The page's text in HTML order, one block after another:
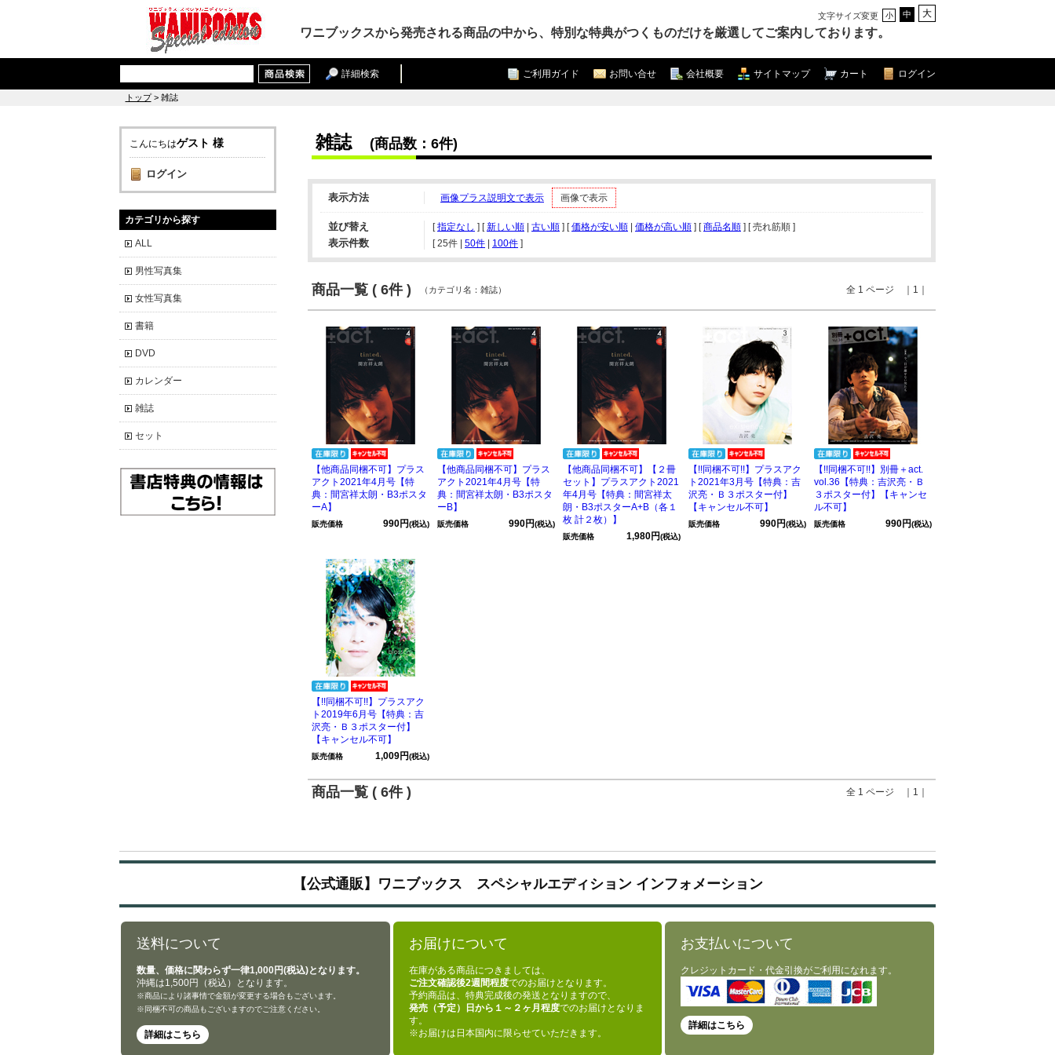
文字サイズ変更 小 中 大
ワニブックスから発売される商品の中から、特別な特典がつくものだけを厳選してご案内しております。
詳細検索 ログイン
カート
サイトマップ
会社概要
お問い合せ
ご利用ガイド
トップ> 雑誌
こんにちはゲスト 様
ログイン
カテゴリから探す
ALL
男性写真集
女性写真集
書籍
DVD
カレンダー
雑誌
セット
雑誌 (商品数：6件)
表示方法 画像プラス説明文で表示 画像で表示
並び替え [指定なし ] [新しい順 古い順 ] [価格が安い順 価格が高い順 ] [商品名順 ] [ 売れ筋順 ]
表示件数 [ 25件 50件 100件 ]
商品一覧 ( 6件 ) 全 1 ページ ｜1｜
（カテゴリ名：雑誌）
【他商品同梱不可】プラス
アクト2021年4月号【特
典：間宮祥太朗・B3ポスタ
ーA】
販売価格 990円(税込)
【他商品同梱不可】プラス
アクト2021年4月号【特
典：間宮祥太朗・B3ポスタ
ーB】
販売価格 990円(税込)
【他商品同梱不可】【２冊
セット】プラスアクト2021
年4月号【特典：間宮祥太
朗・B3ポスターA+B（各１
枚 計２枚）】
販売価格 1,980円(税込)
【!!同梱不可!!】プラスアク
ト2021年3月号【特典：吉
沢亮・Ｂ３ポスター付】
【キャンセル不可】
販売価格 990円(税込)
【!!同梱不可!!】別冊＋act.
vol.36【特典：吉沢亮・Ｂ
３ポスター付】【キャンセ
ル不可】
販売価格 990円(税込)
【!!同梱不可!!】プラスアク
ト2019年6月号【特典：吉
沢亮・Ｂ３ポスター付】
【キャンセル不可】
販売価格 1,009円(税込)
商品一覧 ( 6件 ) 全 1 ページ ｜1｜
【公式通販】ワニブックス スペシャルエディション インフォメーション
送料について
数量、価格に関わらず一律1,000円(税込)となります。
沖縄は1,500円（税込）となります。
※商品により諸事情で金額が変更する場合もございます。
※同梱不可の商品もございますのでご注意ください。
詳細はこちら
お届けについて
在庫がある商品につきましては、
ご注文確認後2週間程度でのお届けとなります。
予約商品は、特典完成後の発送となりますので、
発売（予定）日から１～２ヶ月程度でのお届けとなりま
す。
※お届けは日本国内に限らせていただきます。
お支払いについて
クレジットカード・代金引換がご利用になれます。
詳細はこちら